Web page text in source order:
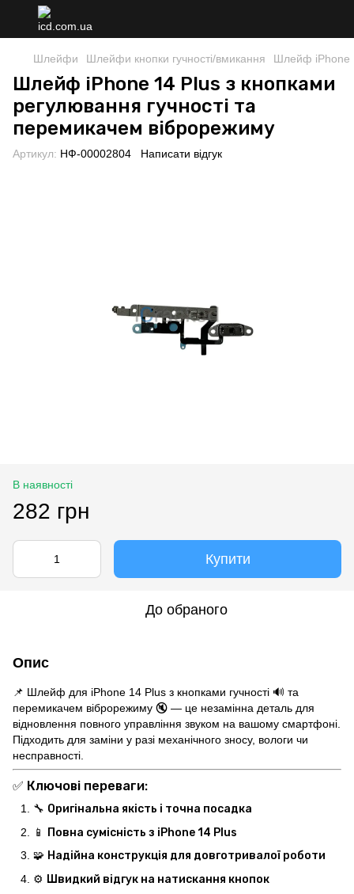
Шлейфи Шлейфи кнопки гучності/вмикання Шлейф iPhone
Шлейф iPhone 14 Plus з кнопками
регулювання гучності та
перемикачем віброрежиму
Артикул: НФ-00002804 Написати відгук
В наявності
282 грн
Купити
До обраного
Опис
📌 Шлейф для iPhone 14 Plus з кнопками гучності 🔊 та
перемикачем віброрежиму 🔇 — це незамінна деталь для
відновлення повного управління звуком на вашому смартфоні.
Підходить для заміни у разі механічного зносу, вологи чи
несправності.
✅ Ключові переваги:
🔧 Оригінальна якість і точна посадка
📱 Повна сумісність з iPhone 14 Plus
🧩 Надійна конструкція для довготривалої роботи
⚙️ Швидкий відгук на натискання кнопок